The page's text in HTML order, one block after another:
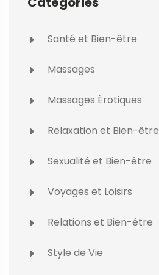
Santé et Bien-être
Massages
Massages Érotiques
Relaxation et Bien-être
Sexualité et Bien-être
Voyages et Loisirs
Relations et Bien-être
Style de Vie